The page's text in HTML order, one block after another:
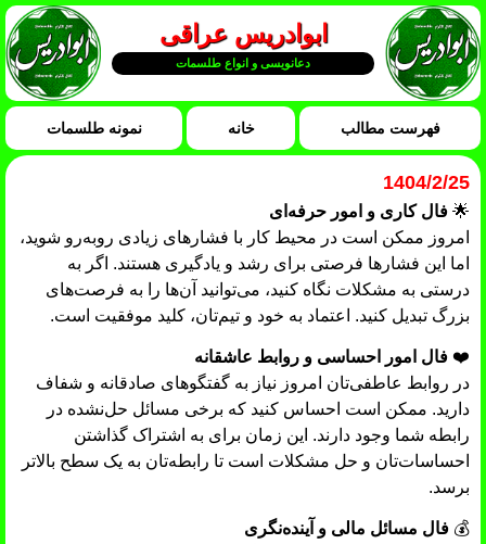
ابوادریس عراقی
دعانویسی و انواع طلسمات
فهرست مطالب خانه نمونه طلسمات
1404/2/25
🌟 فال کاری و امور حرفه‌ای
امروز ممکن است در محیط کار با فشارهای زیادی روبه‌رو شوید،
اما این فشارها فرصتی برای رشد و یادگیری هستند. اگر به
درستی به مشکلات نگاه کنید، می‌توانید آن‌ها را به فرصت‌های
بزرگ تبدیل کنید. اعتماد به خود و تیم‌تان، کلید موفقیت است.
❤️ فال امور احساسی و روابط عاشقانه
در روابط عاطفی‌تان امروز نیاز به گفتگوهای صادقانه و شفاف
دارید. ممکن است احساس کنید که برخی مسائل حل‌نشده در
رابطه شما وجود دارند. این زمان برای به اشتراک گذاشتن
احساسات‌تان و حل مشکلات است تا رابطه‌تان به یک سطح بالاتر
برسد.
💰 فال مسائل مالی و آینده‌نگری